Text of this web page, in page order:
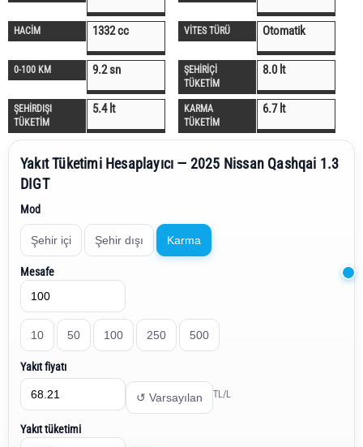
HACİM 1332 cc VİTES TÜRÜ Otomatik
0-100 KM 9.2 sn
ŞEHİRİÇİ
TÜKETİM
8.0 lt
ŞEHİRDIŞI
TÜKETİM
5.4 lt
KARMA
TÜKETİM
6.7 lt
Yakıt Tüketimi Hesaplayıcı — 2025 Nissan Qashqai 1.3
DIGT
Mod
Şehir içi Şehir dışı Karma
Mesafe
10 50 100 250 500
Yakıt fiyatı
↺ Varsayılan TL/L
Yakıt tüketimi